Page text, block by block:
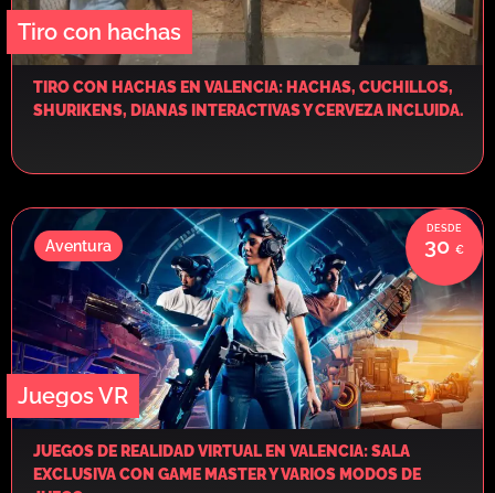
Tiro con hachas
TIRO CON HACHAS EN VALENCIA: HACHAS, CUCHILLOS,
SHURIKENS, DIANAS INTERACTIVAS Y CERVEZA INCLUIDA.
Juegos VR
30
Aventura
JUEGOS DE REALIDAD VIRTUAL EN VALENCIA: SALA
EXCLUSIVA CON GAME MASTER Y VARIOS MODOS DE